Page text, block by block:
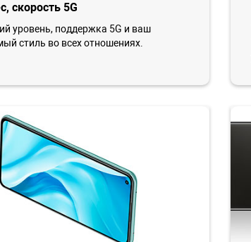
скорость 5G
уровень, поддержка 5G и ваш
стиль во всех отношениях.